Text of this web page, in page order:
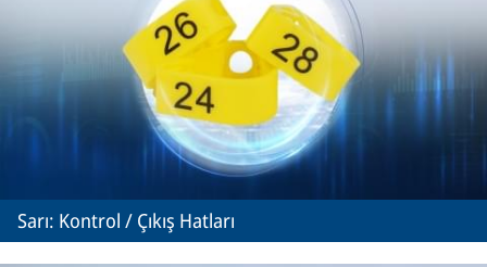
Sarı: Kontrol / Çıkış Hatları